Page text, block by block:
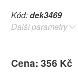
Kód:dek3469
Další parametry
Cena: 356 Kč